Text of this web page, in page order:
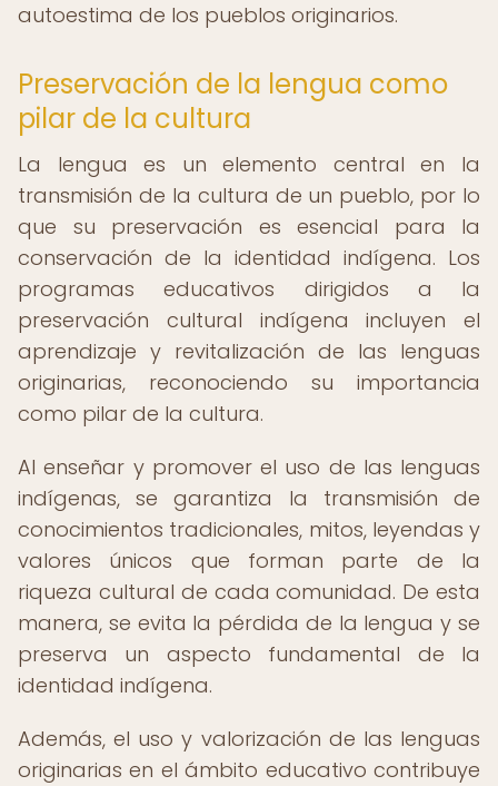
autoestima de los pueblos originarios.
Preservación de la lengua como
pilar de la cultura
La lengua es un elemento central en la
transmisión de la cultura de un pueblo, por lo
que su preservación es esencial para la
conservación de la identidad indígena. Los
programas educativos dirigidos a la
preservación cultural indígena incluyen el
aprendizaje y revitalización de las lenguas
originarias, reconociendo su importancia
como pilar de la cultura.
Al enseñar y promover el uso de las lenguas
indígenas, se garantiza la transmisión de
conocimientos tradicionales, mitos, leyendas y
valores únicos que forman parte de la
riqueza cultural de cada comunidad. De esta
manera, se evita la pérdida de la lengua y se
preserva un aspecto fundamental de la
identidad indígena.
Además, el uso y valorización de las lenguas
originarias en el ámbito educativo contribuye